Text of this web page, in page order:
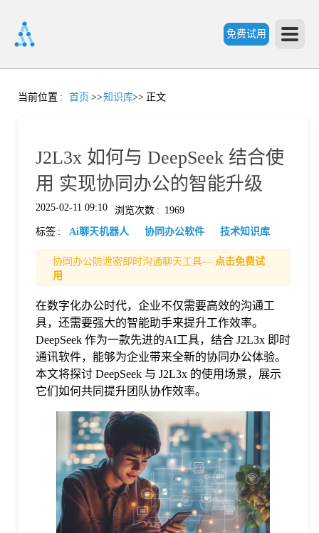
免费试用
首
价
格
当前位置 : 首页 >>知识库>> 正文
J2L3x 如何与 DeepSeek 结合使
用 实现协同办公的智能升级
2025-02-11 09:10 浏览次数 : 1969
标签 : Ai聊天机器人 协同办公软件 技术知识库
协同办公防泄密即时沟通聊天工具— 点击免费试
用
在数字化办公时代，企业不仅需要高效的沟通工
具，还需要强大的智能助手来提升工作效率。
DeepSeek 作为一款先进的AI工具，结合 J2L3x 即时
通讯软件，能够为企业带来全新的协同办公体验。
本文将探讨 DeepSeek 与 J2L3x 的使用场景，展示
它们如何共同提升团队协作效率。